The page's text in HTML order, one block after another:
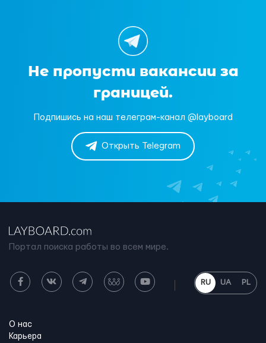
Не пропусти вакансии за
границей.
Подпишись на наш телеграм-канал @layboard
Открыть Telegram
Портал поиска работы во всем мире.
RU UA PL
О нас
Карьера